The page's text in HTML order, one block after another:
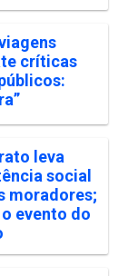
críticas
leva
social
moradores;
evento do